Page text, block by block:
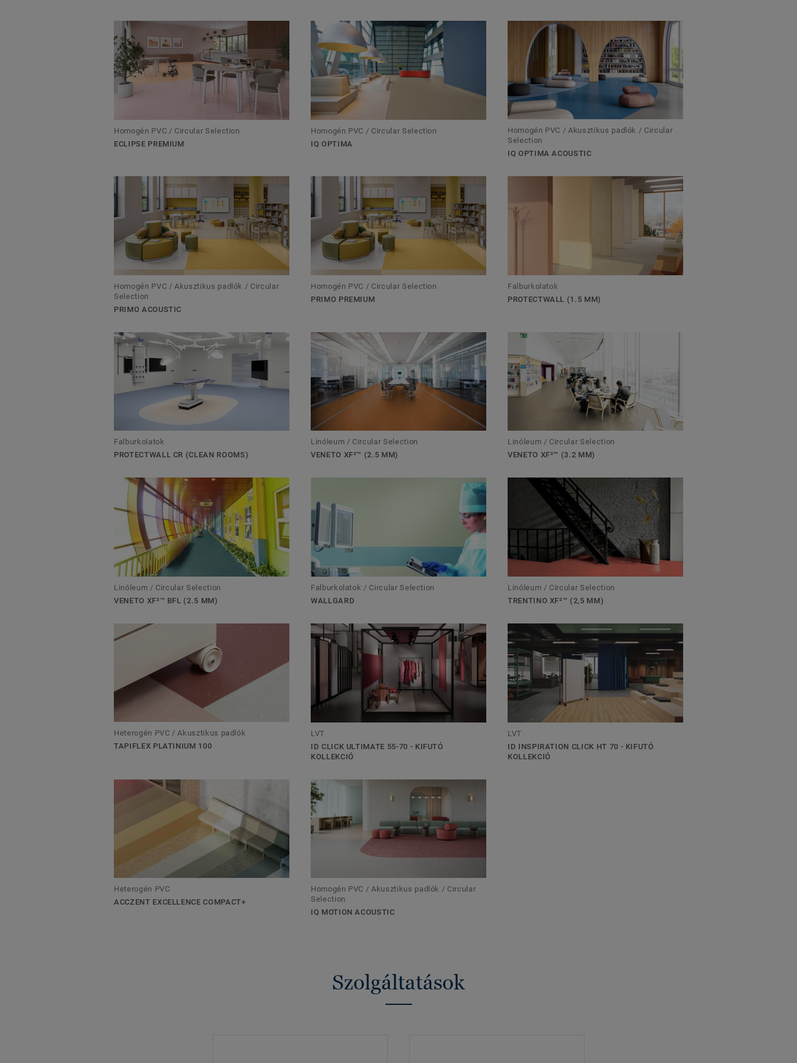
Homogén PVC / Circular Selection
ECLIPSE PREMIUM
Homogén PVC / Circular Selection
IQ OPTIMA
Homogén PVC / Akusztikus padlók / Circular
Selection
IQ OPTIMA ACOUSTIC
Homogén PVC / Akusztikus padlók / Circular
Selection
PRIMO ACOUSTIC
Homogén PVC / Circular Selection
PRIMO PREMIUM
Falburkolatok
PROTECTWALL (1.5 MM)
Falburkolatok
PROTECTWALL CR (CLEAN ROOMS)
Linóleum / Circular Selection
VENETO XF²™ (2.5 MM)
Linóleum / Circular Selection
VENETO XF²™ (3.2 MM)
Linóleum / Circular Selection
VENETO XF²™ BFL (2.5 MM)
Falburkolatok / Circular Selection
WALLGARD
Linóleum / Circular Selection
TRENTINO XF²™ (2,5 MM)
Heterogén PVC / Akusztikus padlók
TAPIFLEX PLATINIUM 100
LVT
ID CLICK ULTIMATE 55-70 - KIFUTÓ
KOLLEKCIÓ
LVT
ID INSPIRATION CLICK HT 70 - KIFUTÓ
KOLLEKCIÓ
Heterogén PVC
ACCZENT EXCELLENCE COMPACT+
Homogén PVC / Akusztikus padlók / Circular
Selection
IQ MOTION ACOUSTIC
Szolgáltatások